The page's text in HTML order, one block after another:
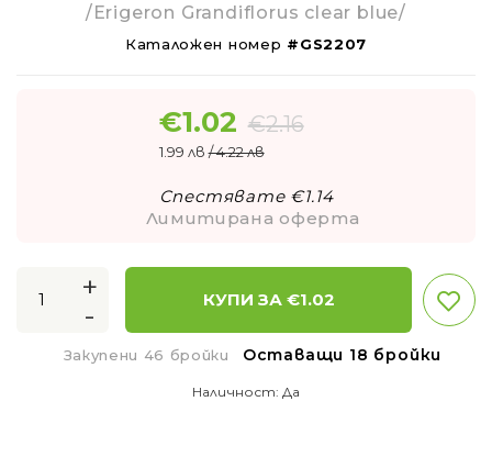
/Erigeron Grandiflorus clear blue/
Каталожен номер #GS2207
€1.02 €2.16
1.99 лв / 4.22 лв
Спестявате €1.14
Лимитирана оферта
+
-
КУПИ ЗА €1.02
Закупени 46 бройки Оставащи 18 бройки
Наличност: Да